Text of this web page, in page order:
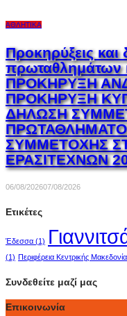
ΑΘΛΗΤΙΚΆ
Προκηρύξεις
πρωταθλημάτων
ΠΡΟΚΗΡΥΞΗ
ΠΡΟΚΗΡΥΞΗ
ΔΗΛΩΣΗ
ΣΥΜΜΕΤΟΧΗΣ
ΕΡΑΣΙΤΕΧΝΩΝ
06/08/202607/08/2026
Ετικέτες
Έδεσσα (1)
(1) Περιφέρεια Κεντρικής
Συνδεθείτε μαζί μας
Επικοινωνία